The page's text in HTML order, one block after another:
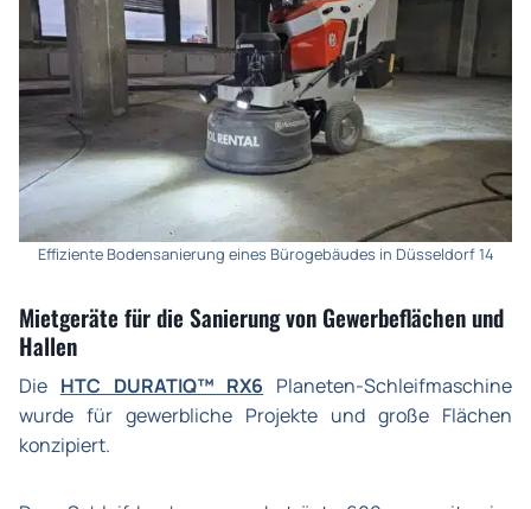
Effiziente Bodensanierung eines Bürogebäudes in Düsseldorf 14
Mietgeräte für die Sanierung von Gewerbeflächen und
Hallen
Die HTC DURATIQ™ RX6 Planeten-Schleifmaschine
wurde für gewerbliche Projekte und große Flächen
konzipiert.